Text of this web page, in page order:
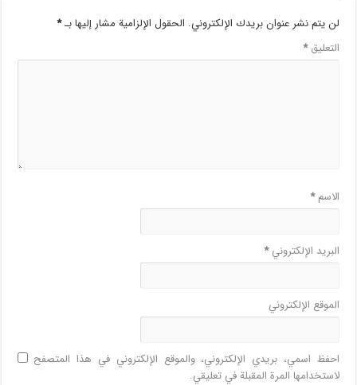
لن يتم نشر عنوان بريدك الإلكتروني. الحقول الإلزامية مشار إليها بـ*
التعليق*
الاسم*
البريد الإلكتروني*
الموقع الإلكتروني
احفظ اسمي، بريدي الإلكتروني، والموقع الإلكتروني في هذا المتصفح
لاستخدامها المرة المقبلة في تعليقي.